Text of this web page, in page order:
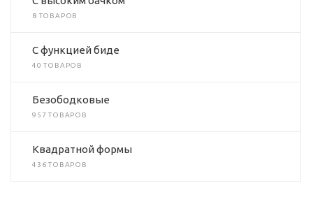
8 ТОВАРОВ
C функцией биде
40 ТОВАРОВ
Безободковые
957 ТОВАРОВ
Квадратной формы
436 ТОВАРОВ